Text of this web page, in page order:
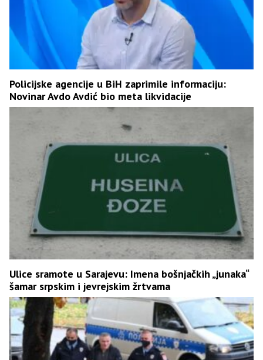
Policijske agencije u BiH zaprimile informaciju:
Novinar Avdo Avdić bio meta likvidacije
Ulice sramote u Sarajevu: Imena bošnjačkih „junaka“
šamar srpskim i jevrejskim žrtvama